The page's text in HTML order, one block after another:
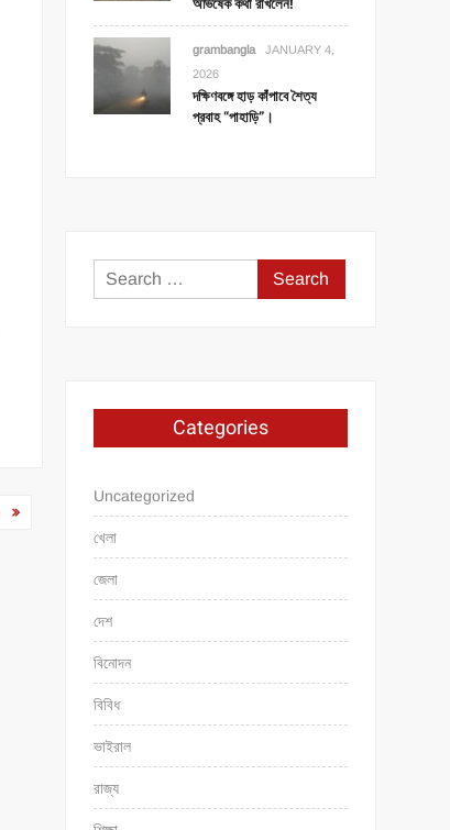
grambangla
JANUARY 4,
2026
দক্ষিণবঙ্গে হাড় কাঁপাবে শৈত্য
প্রবাহ “পাহাড়ি”।
Search
for:
Categories
Uncategorized
খেলা
জেলা
দেশ
বিনোদন
বিবিধ
ভাইরাল
রাজ্য